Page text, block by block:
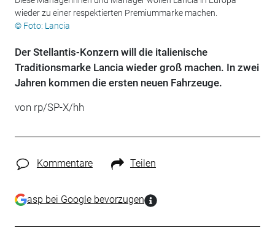
wieder zu einer respektierten Premiummarke machen.
© Foto: Lancia
Der Stellantis-Konzern will die italienische
Traditionsmarke Lancia wieder groß machen. In zwei
Jahren kommen die ersten neuen Fahrzeuge.
von rp/SP-X/hh
Kommentare Teilen
asp bei Google bevorzugen